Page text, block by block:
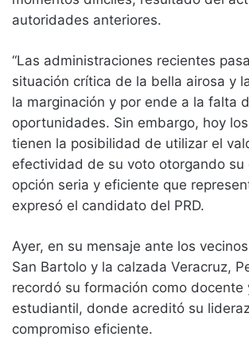
autoridades anteriores.
“Las administraciones recientes
situación crítica de la bella airosa y
la marginación y por ende a la falta
oportunidades. Sin embargo, hoy
tienen la posibilidad de utilizar el
efectividad de su voto otorgando su
opción seria y eficiente que
expresó el candidato del PRD.
Ayer, en su mensaje ante los
San Bartolo y la calzada Veracruz,
recordó su formación como docente
estudiantil, donde acreditó su
compromiso eficiente.